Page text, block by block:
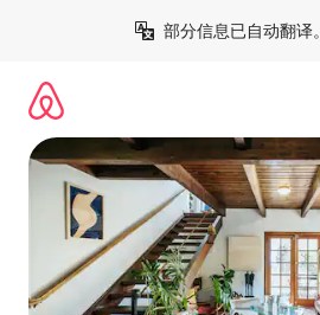
部分信息已自动翻译。